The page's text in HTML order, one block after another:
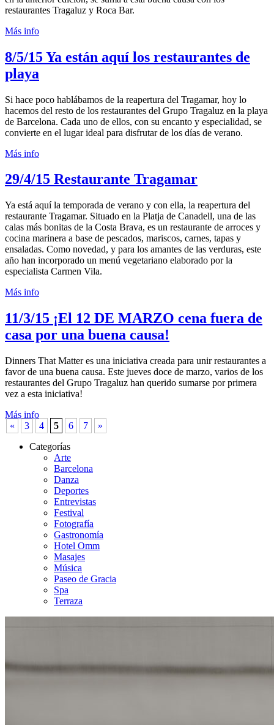
restaurantes Tragaluz y Roca Bar.
Más info
8/5/15Ya están aquí los restaurantes de
playa
Si hace poco hablábamos de la reapertura del Tragamar, hoy lo
hacemos del resto de los restaurantes del Grupo Tragaluz en la playa
de Barcelona. Cada uno de ellos, con su encanto y especialidad, se
convierte en el lugar ideal para disfrutar de los días de verano.
Más info
29/4/15 Restaurante Tragamar
Ya está aquí la temporada de verano y con ella, la reapertura del
restaurante Tragamar. Situado en la Platja de Canadell, una de las
calas más bonitas de la Costa Brava, es un restaurante de arroces y
cocina marinera a base de pescados, mariscos, carnes, tapas y
ensaladas. Como novedad, y para los amantes de las verduras, este
año han incorporado un menú vegetariano elaborado por la
especialista Carmen Vila.
Más info
11/3/15 ¡El 12 DE MARZO cena fuera de
casa por una buena causa!
Dinners That Matter es una iniciativa creada para unir restaurantes a
favor de una buena causa. Este jueves doce de marzo, varios de los
restaurantes del Grupo Tragaluz han querido sumarse por primera
vez a esta iniciativa!
Más info
«
3 4 5 6 7
»
Categorías
Arte
Barcelona
Danza
Deportes
Entrevistas
Festival
Fotografía
Gastronomía
Hotel Omm
Masajes
Música
Paseo de Gracia
Spa
Terraza